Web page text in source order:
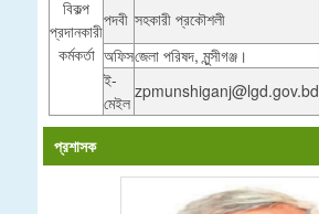
বিকল্প
প্রদানকারী
কর্মকর্তা
পদবী সহকারী প্রকৌশলী
অফিসজেলা পরিষদ, মুন্সীগঞ্জ।
ই-
মেইল
zpmunshiganj@lgd.gov.bd
প্রশাসক